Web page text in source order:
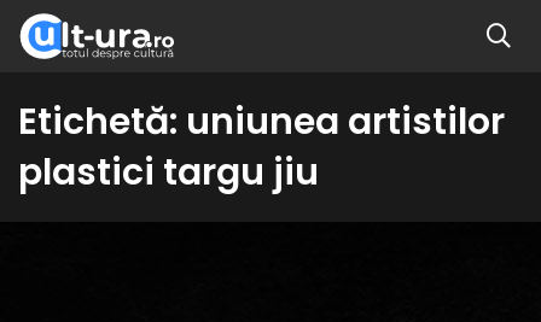
Etichetă: uniunea artistilor
plastici targu jiu